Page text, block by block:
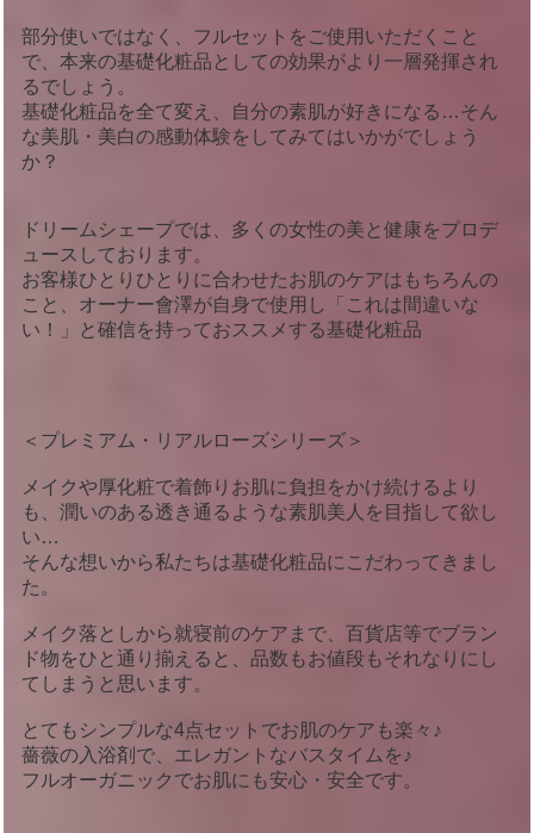
部分使いではなく、フルセットをご使用いただくこと
で、本来の基礎化粧品としての効果がより一層発揮され
るでしょう。
基礎化粧品を全て変え、自分の素肌が好きになる…そん
な美肌・美白の感動体験をしてみてはいかがでしょう
か？
ドリームシェープでは、多くの女性の美と健康をプロデ
ュースしております。
お客様ひとりひとりに合わせたお肌のケアはもちろんの
こと、オーナー會澤が自身で使用し「これは間違いな
い！」と確信を持っておススメする基礎化粧品
＜プレミアム・リアルローズシリーズ＞
メイクや厚化粧で着飾りお肌に負担をかけ続けるより
も、潤いのある透き通るような素肌美人を目指して欲し
い…
そんな想いから私たちは基礎化粧品にこだわってきまし
た。
メイク落としから就寝前のケアまで、百貨店等でブラン
ド物をひと通り揃えると、品数もお値段もそれなりにし
てしまうと思います。
とてもシンプルな4点セットでお肌のケアも楽々♪
薔薇の入浴剤で、エレガントなバスタイムを♪
フルオーガニックでお肌にも安心・安全です。